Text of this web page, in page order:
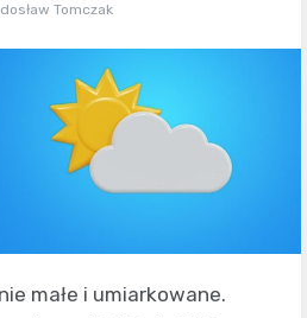
Tomczak
małe i umiarkowane.